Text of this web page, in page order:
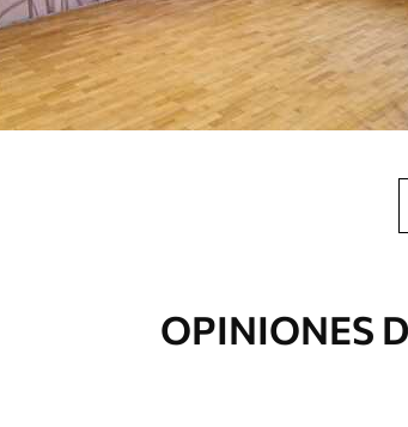
Premium
39833 .3323900 .00$/m²
OPINIONES